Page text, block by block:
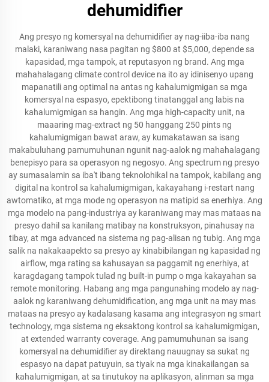
dehumidifier
Ang presyo ng komersyal na dehumidifier ay nag-iiba-iba nang
malaki, karaniwang nasa pagitan ng $800 at $5,000, depende sa
kapasidad, mga tampok, at reputasyon ng brand. Ang mga
mahahalagang climate control device na ito ay idinisenyo upang
mapanatili ang optimal na antas ng kahalumigmigan sa mga
komersyal na espasyo, epektibong tinatanggal ang labis na
kahalumigmigan sa hangin. Ang mga high-capacity unit, na
maaaring mag-extract ng 50 hanggang 250 pints ng
kahalumigmigan bawat araw, ay kumakatawan sa isang
makabuluhang pamumuhunan ngunit nag-aalok ng mahahalagang
benepisyo para sa operasyon ng negosyo. Ang spectrum ng presyo
ay sumasalamin sa iba't ibang teknolohikal na tampok, kabilang ang
digital na kontrol sa kahalumigmigan, kakayahang i-restart nang
awtomatiko, at mga mode ng operasyon na matipid sa enerhiya. Ang
mga modelo na pang-industriya ay karaniwang may mas mataas na
presyo dahil sa kanilang matibay na konstruksyon, pinahusay na
tibay, at mga advanced na sistema ng pag-alisan ng tubig. Ang mga
salik na nakakaapekto sa presyo ay kinabibilangan ng kapasidad ng
airflow, mga rating sa kahusayan sa paggamit ng enerhiya, at
karagdagang tampok tulad ng built-in pump o mga kakayahan sa
remote monitoring. Habang ang mga pangunahing modelo ay nag-
aalok ng karaniwang dehumidification, ang mga unit na may mas
mataas na presyo ay kadalasang kasama ang integrasyon ng smart
technology, mga sistema ng eksaktong kontrol sa kahalumigmigan,
at extended warranty coverage. Ang pamumuhunan sa isang
komersyal na dehumidifier ay direktang nauugnay sa sukat ng
espasyo na dapat patuyuin, sa tiyak na mga kinakailangan sa
kahalumigmigan, at sa tinutukoy na aplikasyon, alinman sa mga